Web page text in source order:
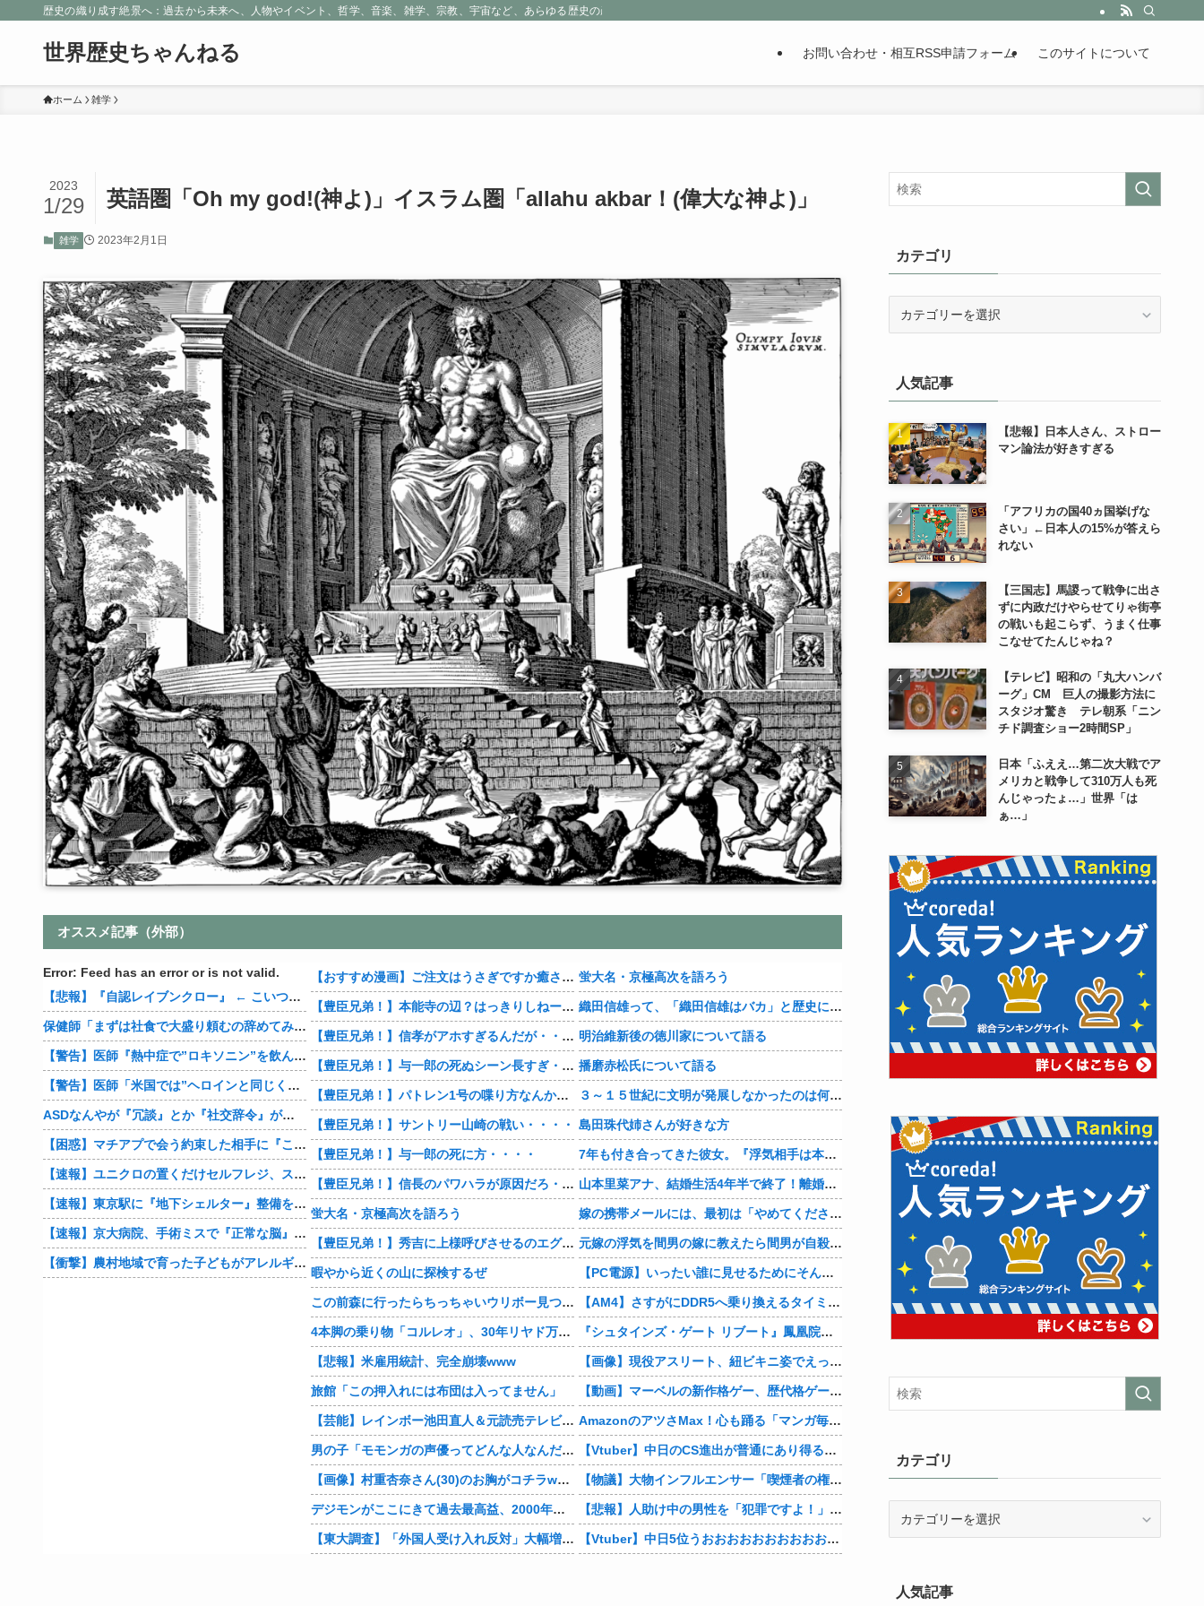
歴史の織り成す絶景へ：過去から未来へ、人物やイベント、哲学、音楽、雑学、宗教、宇宙など、あらゆる歴史の産物に包まれる魅惑の世界を探求しよう。歴史が苦手な人も魅了するまとめサイトです。
世界歴史ちゃんねる お問い合わせ・相互RSS申請フォーム このサイトについて
ホーム 雑学
英語圏「Oh my god!(神よ)」イスラム圏「allahu akbar！(偉大な神よ)」
2023
1/29
雑学 2023年2月1日
オススメ記事（外部）
Error: Feed has an error or is not valid.
【悲報】『自認レイブンクロー』 ← こいつらのタチ悪い率は異常
保健師「まずは社食で大盛り頼むの辞めてみます？」 ワイ「…食っちゃいけないものを売ってるのか？」
【警告】医師『熱中症で”ロキソニン”を飲んではいけない理由がこれ』
【警告】医師「米国では”ヘロインと同じくらいヤバい薬”が日本では平気で処方されてる」
ASDなんやが『冗談』とか『社交辞令』がマジでわからなくて怖い
【困惑】マチアプで会う約束した相手に『この返信』送ったらブロックされたんやが…
【速報】ユニクロの置くだけセルフレジ、スーパーにも導入へ
【速報】東京駅に『地下シェルター』整備を正式表明
【速報】京大病院、手術ミスで『正常な脳』を摘出 → 患者は自発呼吸不可能な植物状態に
【衝撃】農村地域で育った子どもがアレルギーやぜん息になりにくい『農場効果』を引き起こす細菌が判明
【おすすめ漫画】ご注文はうさぎですか癒される・・・・
【豊臣兄弟！】本能寺の辺？はっきりしねーなどこなんだよ・・・・
【豊臣兄弟！】信孝がアホすぎるんだが・・・・
【豊臣兄弟！】与一郎の死ぬシーン長すぎ・・・・
【豊臣兄弟！】パトレン1号の喋り方なんかクセになる・・・・
【豊臣兄弟！】サントリー山崎の戦い・・・・
【豊臣兄弟！】与一郎の死に方・・・・
【豊臣兄弟！】信長のパワハラが原因だろ・・・？
蛍大名・京極高次を語ろう
【豊臣兄弟！】秀吉に上様呼びさせるのエグいな・・・・
暇やから近くの山に探検するぜ
この前森に行ったらちっちゃいウリボー見つけた
4本脚の乗り物「コルレオ」、30年リヤド万博で披露へ 川崎重工が35年発売目指す
【悲報】米雇用統計、完全崩壊www
旅館「この押入れには布団は入ってません」
【芸能】レインボー池田直人＆元読売テレビ・佐藤佳奈アナが結婚
男の子「モモンガの声優ってどんな人なんだろ」→ググる
【画像】村重杏奈さん(30)のお胸がコチラwwwwwwwwwwww
デジモンがここにきて過去最高益、2000年のアニメ放送当時を上回る
【東大調査】「外国人受け入れ反対」大幅増 若い世代で多く
蛍大名・京極高次を語ろう
織田信雄って、「織田信雄はバカ」と歴史に書かれているが今まで家が残っているんでバカではないよな？
明治維新後の徳川家について語る
播磨赤松氏について語る
３～１５世紀に文明が発展しなかったのは何故か？
島田珠代姉さんが好きな方
7年も付き合ってきた彼女。『浮気相手は本気で好き、でも今の生活は壊したくない。あなたは家族で、浮気相手は恋人。それじゃ駄目なの？』人の心なんて持ってなかったｗ
山本里菜アナ、結婚生活4年半で終了！離婚コメントには疑問の声
嫁の携帯メールには、最初は「やめてください。警察に相談します」とかだったけど、最近は「昨日もすごかった。間君のが中でビクピｋ（ｒｙ」とｗ しかも羽目鳥も満載だった！
元嫁の浮気を間男の嫁に教えたら間男が自殺して、間男嫁から感謝されつつ元嫁に『いつ死ぬの？』と笑顔で言われた衝撃
【PC電源】いったい誰に見せるためにそんな所にLCD付けるのかな
【AM4】さすがにDDR5へ乗り換えるタイミング逃し感が半端ない
『シュタインズ・ゲート リブート』鳳凰院凶真が存在しないγ（ガンマ）世界線が追加される
【画像】現役アスリート、紐ビキニ姿でえっちな肉体ボロンwww
【動画】マーベルの新作格ゲー、歴代格ゲーのパロディが多すぎて話題にwwwwwww
AmazonのアツさMax！心も踊る「マンガ毎週末セール（50%還元）」2日目襲来！他
【Vtuber】中日のCS進出が普通にあり得るセリーグ他
【物議】大物インフルエンサー「喫煙者の権利がマジで侵害されてる。いくら税金払ってるんだ」他
【悲報】人助け中の男性を「犯罪ですよ！」と責めた女性、警察が来た瞬間逃げる他
【Vtuber】中日5位うおおおおおおおおおおおおおおおお他
カテゴリ
人気記事
【悲報】日本人さん、ストロー
マン論法が好きすぎる
「アフリカの国40ヵ国挙げな
さい」←日本人の15%が答えら
れない
【三国志】馬謖って戦争に出さ
ずに内政だけやらせてりゃ街亭
の戦いも起こらず、うまく仕事
こなせてたんじゃね？
【テレビ】昭和の「丸大ハンバ
ーグ」CM 巨人の撮影方法に
スタジオ驚き テレ朝系「ニン
チド調査ショー2時間SP」
日本「ふええ…第二次大戦でア
メリカと戦争して310万人も死
んじゃったょ…」世界「は
ぁ…」
カテゴリ
人気記事